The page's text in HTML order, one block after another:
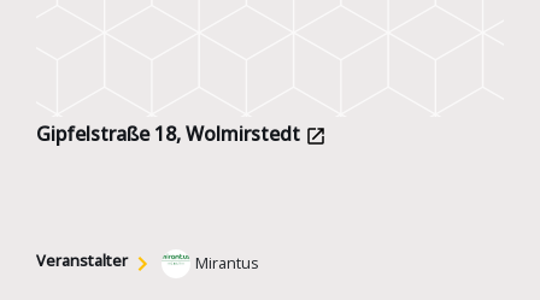
Gipfelstraße 18, Wolmirstedt
Veranstalter Mirantus